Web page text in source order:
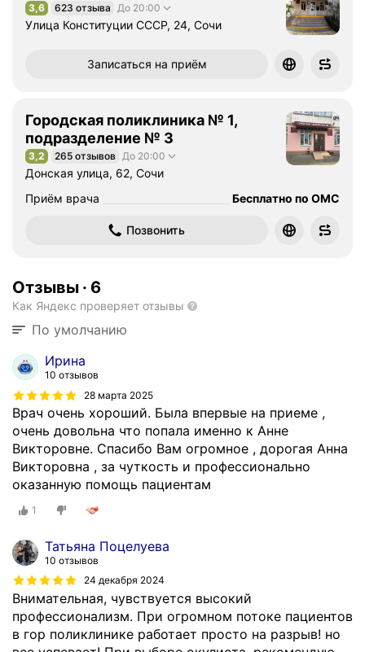
Рейтинг 3,6 из 5
3,6 623 отзыва До 20:00
Улица Конституции СССР, 24, Сочи
Записаться на приём
Городская поликлиника № 1,
подразделение № 3
Рейтинг 3,2 из 5
3,2 265 отзывов До 20:00
Донская улица, 62, Сочи
Приём врача
Бесплатно по ОМС
Позвонить
Отзывы · 6
Как Яндекс проверяет отзывы
По умолчанию
Ирина
10 отзывов
28 марта 2025
Врач очень хороший. Была впервые на приеме ,
очень довольна что попала именно к Анне
Викторовне. Спасибо Вам огромное , дорогая Анна
Викторовна , за чуткость и профессионально
оказанную помощь пациентам
1
Татьяна Поцелуева
10 отзывов
24 декабря 2024
Внимательная, чувствуется высокий
профессионализм. При огромном потоке пациентов
в гор поликлинике работает просто на разрыв! но